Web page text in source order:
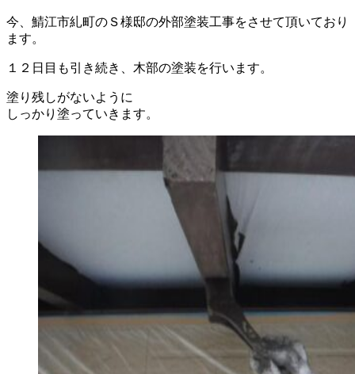
今、鯖江市糺町のＳ様邸の外部塗装工事をさせて頂いており
ます。
１２日目も引き続き、木部の塗装を行います。
塗り残しがないように
しっかり塗っていきます。